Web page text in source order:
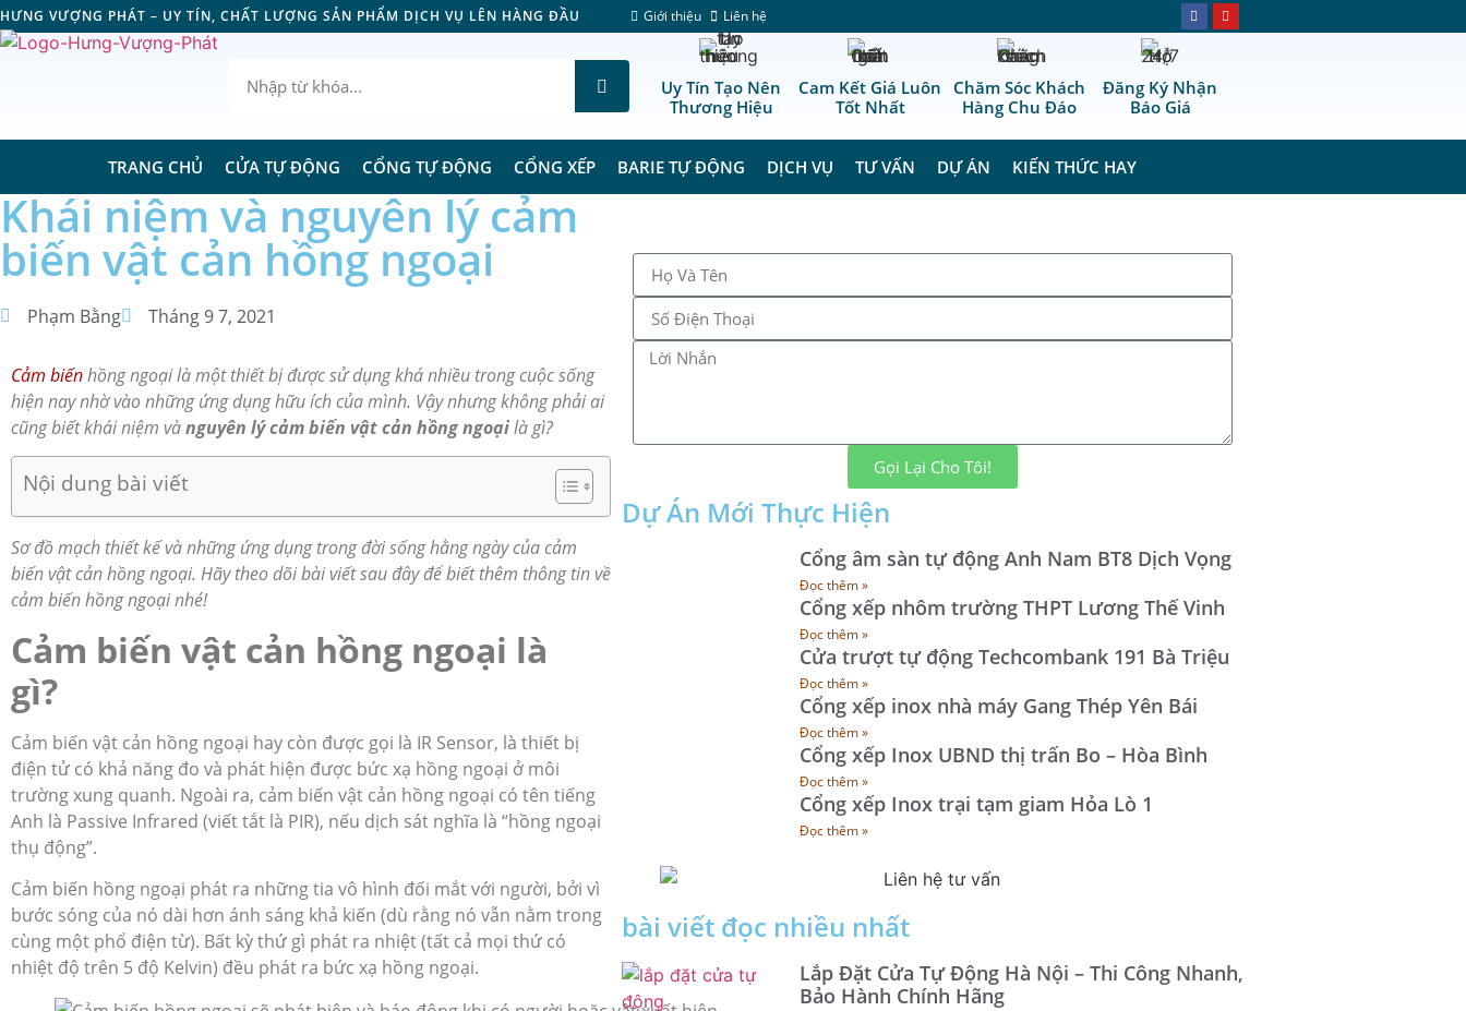
HƯNG VƯỢNG PHÁT – UY TÍN, CHẤT LƯỢNG SẢN PHẨM DỊCH VỤ LÊN HÀNG ĐẦU Giới thiệu Liên hệ
Uy Tín Tạo Nên
Thương Hiệu
Cam Kết Giá Luôn
Tốt Nhất
Chăm Sóc Khách
Hàng Chu Đáo
Đăng Ký Nhận
Báo Giá
TRANG CHỦ CỬA TỰ ĐỘNG CỔNG TỰ ĐỘNG CỔNG XẾP BARIE TỰ ĐỘNG DỊCH VỤ TƯ VẤN DỰ ÁN KIẾN THỨC HAY
Khái niệm và nguyên lý cảm
biến vật cản hồng ngoại
Phạm Bằng Tháng 9 7, 2021
Cảm biếnhồng ngoại là một thiết bị được sử dụng khá nhiều trong cuộc sống
hiện nay nhờ vào những ứng dụng hữu ích của mình. Vậy nhưng không phải ai
cũng biết khái niệm vànguyên lý cảm biến vật cản hồng ngoạilà gì?
Nội dung bài viết
Sơ đồ mạch thiết kế và những ứng dụng trong đời sống hằng ngày của cảm
biến vật cản hồng ngoại. Hãy theo dõi bài viết sau đây để biết thêm thông tin về
cảm biến hồng ngoại nhé!
Cảm biến vật cản hồng ngoại là
gì?
Cảm biến vật cản hồng ngoại hay còn được gọi là IR Sensor, là thiết bị
điện tử có khả năng đo và phát hiện được bức xạ hồng ngoại ở môi
trường xung quanh. Ngoài ra, cảm biến vật cản hồng ngoại có tên tiếng
Anh là Passive Infrared (viết tắt là PIR), nếu dịch sát nghĩa là “hồng ngoại
thụ động”.
Cảm biến hồng ngoại phát ra những tia vô hình đối mắt với người, bởi vì
bước sóng của nó dài hơn ánh sáng khả kiến (dù rằng nó vẫn nằm trong
cùng một phổ điện từ). Bất kỳ thứ gì phát ra nhiệt (tất cả mọi thứ có
nhiệt độ trên 5 độ Kelvin) đều phát ra bức xạ hồng ngoại.
Gọi Lại Cho Tôi!
Dự Án Mới Thực Hiện
Cổng âm sàn tự động Anh Nam BT8 Dịch Vọng
Đọc thêm »
Cổng xếp nhôm trường THPT Lương Thế Vinh
Đọc thêm »
Cửa trượt tự động Techcombank 191 Bà Triệu
Đọc thêm »
Cổng xếp inox nhà máy Gang Thép Yên Bái
Đọc thêm »
Cổng xếp Inox UBND thị trấn Bo – Hòa Bình
Đọc thêm »
Cổng xếp Inox trại tạm giam Hỏa Lò 1
Đọc thêm »
bài viết đọc nhiều nhất
Lắp Đặt Cửa Tự Động Hà Nội – Thi Công Nhanh,
Bảo Hành Chính Hãng